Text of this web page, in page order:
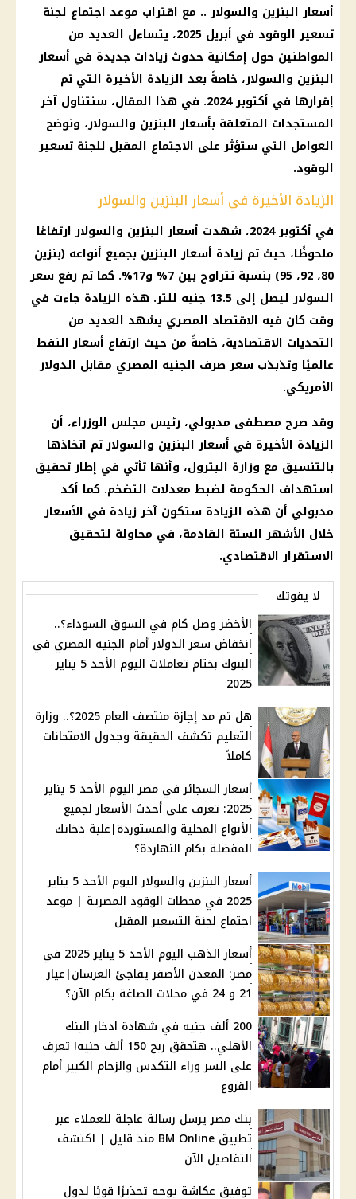
أسعار البنزين والسولار .. مع اقتراب موعد اجتماع لجنة
تسعير الوقود في أبريل 2025، يتساءل العديد من
المواطنين حول إمكانية حدوث زيادات جديدة في أسعار
البنزين والسولار، خاصةً بعد الزيادة الأخيرة التي تم
إقرارها في أكتوبر 2024. في هذا المقال، سنتناول آخر
المستجدات المتعلقة بأسعار البنزين والسولار، ونوضح
العوامل التي ستؤثر على الاجتماع المقبل للجنة تسعير
الوقود.
الزيادة الأخيرة في أسعار البنزين والسولار
في أكتوبر 2024، شهدت أسعار البنزين والسولار ارتفاعًا
ملحوظًا، حيث تم زيادة أسعار البنزين بجميع أنواعه (بنزين
80، 92، 95) بنسبة تتراوح بين 7% و17%. كما تم رفع سعر
السولار ليصل إلى 13.5 جنيه للتر. هذه الزيادة جاءت في
وقت كان فيه الاقتصاد المصري يشهد العديد من
التحديات الاقتصادية، خاصةً من حيث ارتفاع أسعار النفط
عالميًا وتذبذب سعر صرف الجنيه المصري مقابل الدولار
الأمريكي.
وقد صرح مصطفى مدبولي، رئيس مجلس الوزراء، أن
الزيادة الأخيرة في أسعار البنزين والسولار تم اتخاذها
بالتنسيق مع وزارة البترول، وأنها تأتي في إطار تحقيق
استهداف الحكومة لضبط معدلات التضخم. كما أكد
مدبولي أن هذه الزيادة ستكون آخر زيادة في الأسعار
خلال الأشهر الستة القادمة، في محاولة لتحقيق
الاستقرار الاقتصادي.
لا يفوتك
الأخضر وصل كام في السوق السوداء؟..
انخفاض سعر الدولار أمام الجنيه المصري في
البنوك بختام تعاملات اليوم الأحد 5 يناير
2025
هل تم مد إجازة منتصف العام 2025؟.. وزارة
التعليم تكشف الحقيقة وجدول الامتحانات
كاملاً
أسعار السجائر في مصر اليوم الأحد 5 يناير
2025: تعرف على أحدث الأسعار لجميع
الأنواع المحلية والمستوردة|علبة دخانك
المفضلة بكام النهاردة؟
أسعار البنزين والسولار اليوم الأحد 5 يناير
2025 في محطات الوقود المصرية | موعد
اجتماع لجنة التسعير المقبل
أسعار الذهب اليوم الأحد 5 يناير 2025 في
مصر: المعدن الأصفر يفاجئ العرسان|عيار
21 و 24 في محلات الصاغة بكام الآن؟
200 ألف جنيه في شهادة ادخار البنك
الأهلي.. هتحقق ربح 150 ألف جنيه! تعرف
على السر وراء التكدس والزحام الكبير أمام
الفروع
بنك مصر يرسل رسالة عاجلة للعملاء عبر
تطبيق BM Online منذ قليل | اكتشف
التفاصيل الآن
توفيق عكاشة يوجه تحذيرًا قويًا لدول